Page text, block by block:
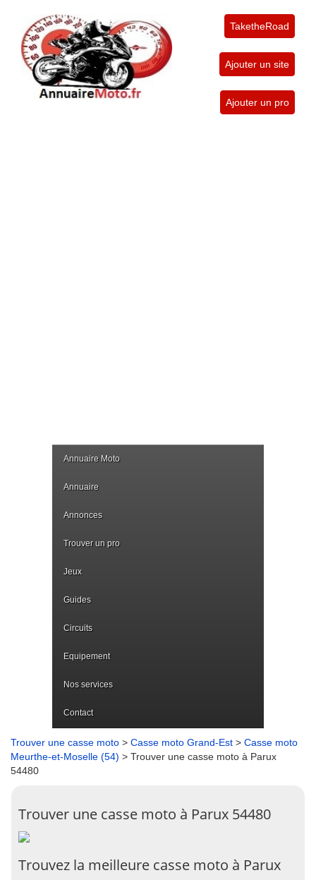
TaketheRoad
Ajouter un site
Ajouter un pro
Annuaire Moto
Annuaire
Annonces
Trouver un pro
Jeux
Guides
Circuits
Equipement
Nos services
Contact
Trouver une casse moto > Casse moto Grand-Est > Casse moto
Meurthe-et-Moselle (54) > Trouver une casse moto à Parux
54480
Trouver une casse moto à Parux 54480
Trouvez la meilleure casse moto à Parux